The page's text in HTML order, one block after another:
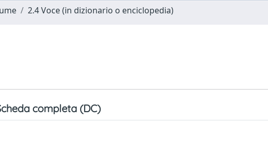
2.4 Voce (in dizionario o enciclopedia)
completa (DC)